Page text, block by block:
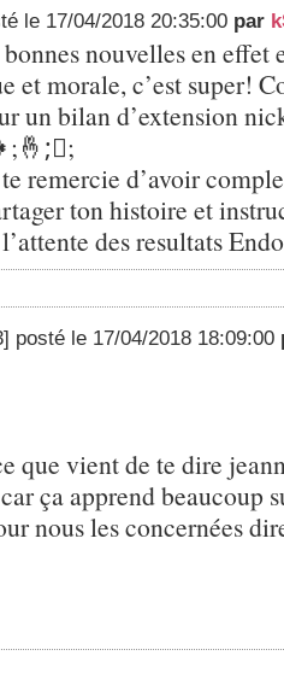
le 17/04/2018 20:35:00 par
nouvelles en effet
et morale, c’est super!
un bilan d’extension
remercie d’avoir
ton histoire et
des resultats
posté le 17/04/2018 18:09:00
que vient de te dire
ça apprend beaucoup
nous les concernées